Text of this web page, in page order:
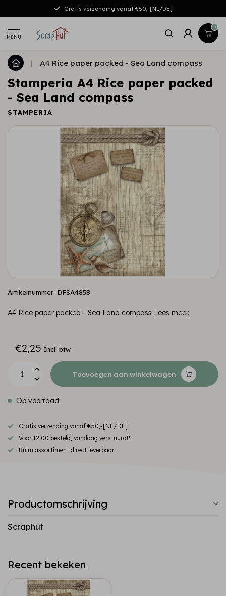
Gratis verzending vanaf €50,-[NL/DE]
MENU
0
| A4 Rice paper packed - Sea Land compass
Stamperia A4 Rice paper packed
- Sea Land compass
STAMPERIA
Artikelnummer: DFSA4858
A4 Rice paper packed - Sea Land compass Lees meer.
€2,25 Incl. btw
Toevoegen aan winkelwagen
Op voorraad
Gratis verzending vanaf €50,-[NL/DE]
Voor 12:00 besteld, vandaag verstuurd!*
Ruim assortiment direct leverbaar
Productomschrijving
Scraphut
Recent bekeken